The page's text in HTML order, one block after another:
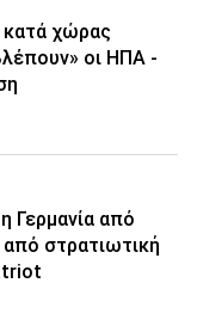
κατά χώρας
οι ΗΠΑ -
Γερμανία από
στρατιωτική